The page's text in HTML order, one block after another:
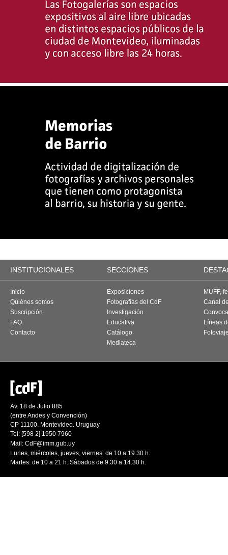
INSTITUCIONALES SECCIONES
Inicio
Quiénes somos
Suscripción
FAQ
Contacto
Exposiciones
Fotografías del CdF
Investigación
Educativa
Catálogo
Mediateca
MUFF,
Canal
Líneas
Av. 18 de Julio 885
(entre Andes y Convención)
CP 11100. Montevideo. Uruguay
Tel: [598 2] 1950 7960
Mail: CdF@imm.gub.uy
Lunes, miércoles, jueves, viernes: de 10 a 19.30 h.
Martes: de 10 a 21 h. Sábados de 9.30 a 14.30 h.